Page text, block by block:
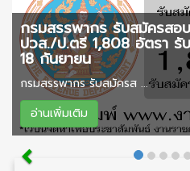
กรมสรรพากร รับสมัครสอ
ปวส./ป.ตรี 1,808 อัตรา
18 กันยายน
กรมสรรพากร รับสมัครส ...
อ่านเพิ่มเติม